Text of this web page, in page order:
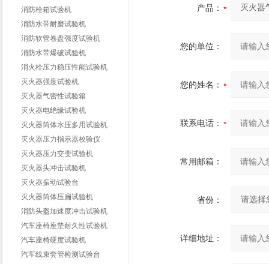
消防栓箱试验机
消防水带耐磨试验机
消防软管卷盘强度试验机
消防水带爆破试验机
消火栓压力稳压性能试验机
灭火器强度试验机
灭火器气密性试验箱
灭火器电绝缘试验机
灭火器筒体水压多用试验机
灭火器压力指示器校验仪
灭火器压力交变试验机
灭火器头冲击试验机
灭火器振动试验台
灭火器筒体压扁试验机
消防头盔加速度冲击试验机
汽车座椅座垫耐久性试验机
汽车座椅硬度试验机
汽车线束套管检测试验台
产品：
您的单位：
您的姓名：
联系电话：
常用邮箱：
省份：
详细地址：